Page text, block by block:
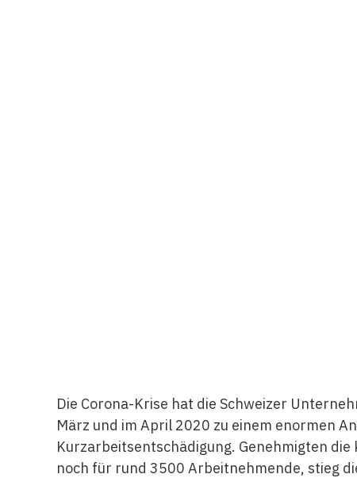
Die Corona-Krise hat die Schweizer
März und im April 2020 zu einem enormen
Kurzarbeitsentschädigung. Genehmigten
noch für rund 3500 Arbeitnehmende, stieg